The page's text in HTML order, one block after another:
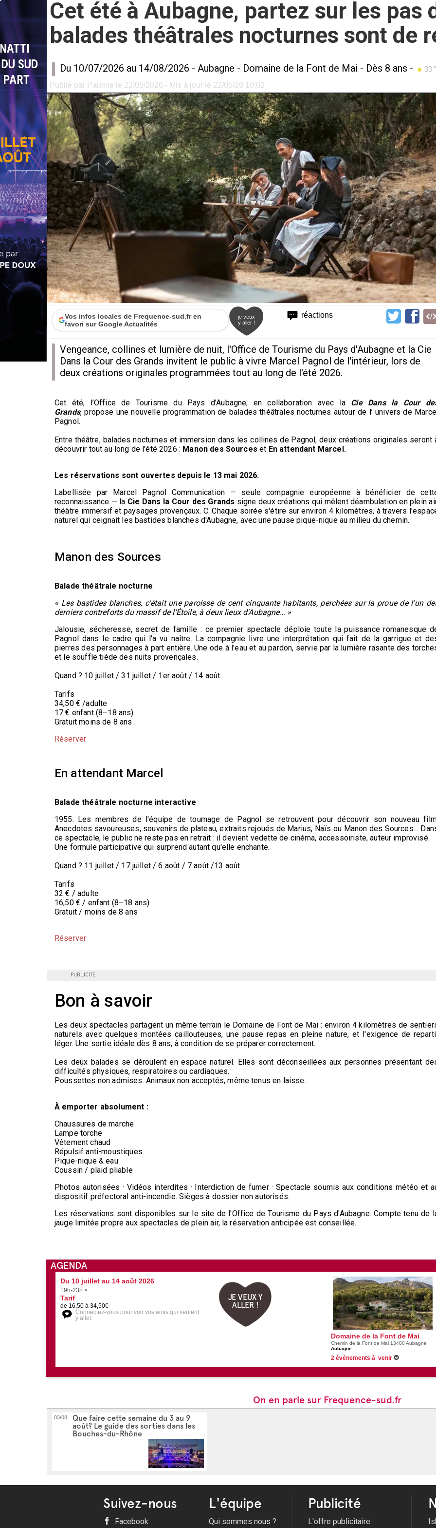
Cet été à Aubagne, partez sur les pas
balades théâtrales nocturnes sont de
Du 10/07/2026 au 14/08/2026 - Aubagne - Domaine de la Font de Mai - Dès 8 ans - 33 °
Publié par Pauline le 22/05/2026 - Mis à jour le 22/05/26 10:02
réactions
Vos infos locales de Frequence-sud.fr en
favori sur Google Actualités
je veux
y aller !
Vengeance, collines et lumière de nuit, l'Office de Tourisme du Pays d'Aubagne et la Cie
Dans la Cour des Grands invitent le public à vivre Marcel Pagnol de l'intérieur, lors de
deux créations originales programmées tout au long de l'été 2026.
Cet été, l’Office de Tourisme du Pays d’Aubagne, en collaboration avec la Cie Dans la Cour
Grands, propose une nouvelle programmation de balades théâtrales nocturnes autour de l’ univers de
Pagnol.
Entre théâtre, balades nocturnes et immersion dans les collines de Pagnol, deux créations originales seront
découvrir tout au long de l’été 2026 : Manon des Sources et En attendant Marcel.
Les réservations sont ouvertes depuis le 13 mai 2026.
Labellisée par Marcel Pagnol Communication — seule compagnie européenne à bénéficier de
reconnaissance — la Cie Dans la Cour des Grands signe deux créations qui mêlent déambulation en plein
théâtre immersif et paysages provençaux. C. Chaque soirée s'étire sur environ 4 kilomètres, à travers
naturel qui ceignait les bastides blanches d'Aubagne, avec une pause pique-nique au milieu du chemin.
Manon des Sources
Balade théâtrale nocturne
« Les bastides blanches, c'était une paroisse de cent cinquante habitants, perchées sur la proue de l'un
derniers contreforts du massif de l'Étoile, à deux lieux d'Aubagne… »
Jalousie, sécheresse, secret de famille : ce premier spectacle déploie toute la puissance romanesque
Pagnol dans le cadre qui l'a vu naître. La compagnie livre une interprétation qui fait de la garrigue et
pierres des personnages à part entière. Une ode à l'eau et au pardon, servie par la lumière rasante des
et le souffle tiède des nuits provençales.
Quand ? 10 juillet / 31 juillet / 1er août / 14 août
Tarifs
34,50 € /adulte
17 € enfant (8–18 ans)
Gratuit moins de 8 ans
Réserver
En attendant Marcel
Balade théâtrale nocturne interactive
1955. Les membres de l'équipe de tournage de Pagnol se retrouvent pour découvrir son nouveau
Anecdotes savoureuses, souvenirs de plateau, extraits rejoués de Marius, Naïs ou Manon des Sources…
ce spectacle, le public ne reste pas en retrait : il devient vedette de cinéma, accessoiriste, auteur improvisé.
Une formule participative qui surprend autant qu'elle enchante.
Quand ? 11 juillet / 17 juillet / 6 août / 7 août /13 août
Tarifs
32 € / adulte
16,50 € / enfant (8–18 ans)
Gratuit / moins de 8 ans
Réserver
PUBLICITE
Bon à savoir
Les deux spectacles partagent un même terrain le Domaine de Font de Mai : environ 4 kilomètres de
naturels avec quelques montées caillouteuses, une pause repas en pleine nature, et l'exigence de
léger. Une sortie idéale dès 8 ans, à condition de se préparer correctement.
Les deux balades se déroulent en espace naturel. Elles sont déconseillées aux personnes présentant
difficultés physiques, respiratoires ou cardiaques.
Poussettes non admises. Animaux non acceptés, même tenus en laisse.
À emporter absolument :
Chaussures de marche
Lampe torche
Vêtement chaud
Répulsif anti-moustiques
Pique-nique & eau
Coussin / plaid pliable
Photos autorisées · Vidéos interdites · Interdiction de fumer · Spectacle soumis aux conditions météo et
dispositif préfectoral anti-incendie. Sièges à dossier non autorisés.
Les réservations sont disponibles sur le site de l'Office de Tourisme du Pays d'Aubagne. Compte tenu de
jauge limitée propre aux spectacles de plein air, la réservation anticipée est conseillée.
AGENDA
Du 10 juillet au 14 août 2026
19h-23h >
Tarif
de 16,50 à 34,50€
Connectez-vous pour voir vos amis qui veulent
y aller.
JE VEUX Y
ALLER !
Domaine de la Font de Mai
Chemin de la Font de Mai 13400 Aubagne
Aubagne
2 évènements à venir
On en parle sur Frequence-sud.fr
03/08
Que faire cette semaine du 3 au 9
août? Le guide des sorties dans les
Bouches-du-Rhône
Suivez-nous
Facebook
L'équipe
Qui sommes nous ?
Publicité
L'offre publicitaire